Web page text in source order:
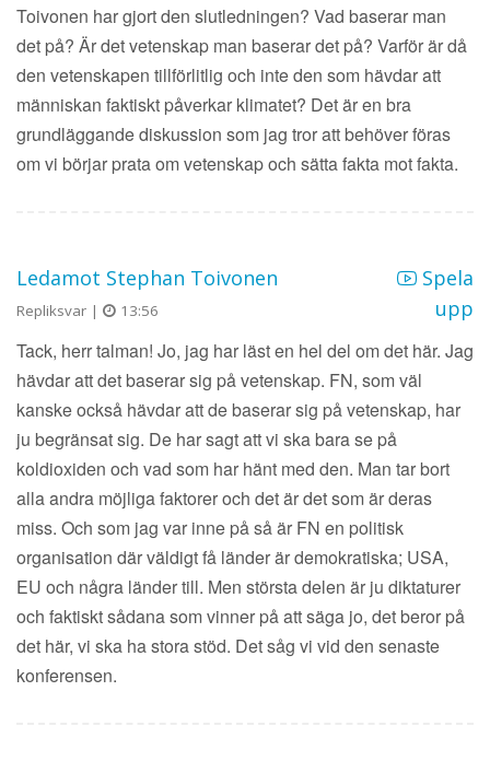
Toivonen har gjort den slutledningen? Vad baserar man
det på? Är det vetenskap man baserar det på? Varför är då
den vetenskapen tillförlitlig och inte den som hävdar att
människan faktiskt påverkar klimatet? Det är en bra
grundläggande diskussion som jag tror att behöver föras
om vi börjar prata om vetenskap och sätta fakta mot fakta.
Ledamot Stephan Toivonen
Repliksvar | 13:56
Spela
upp
Tack, herr talman! Jo, jag har läst en hel del om det här. Jag
hävdar att det baserar sig på vetenskap. FN, som väl
kanske också hävdar att de baserar sig på vetenskap, har
ju begränsat sig. De har sagt att vi ska bara se på
koldioxiden och vad som har hänt med den. Man tar bort
alla andra möjliga faktorer och det är det som är deras
miss. Och som jag var inne på så är FN en politisk
organisation där väldigt få länder är demokratiska; USA,
EU och några länder till. Men största delen är ju diktaturer
och faktiskt sådana som vinner på att säga jo, det beror på
det här, vi ska ha stora stöd. Det såg vi vid den senaste
konferensen.